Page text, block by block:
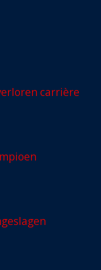
carrière